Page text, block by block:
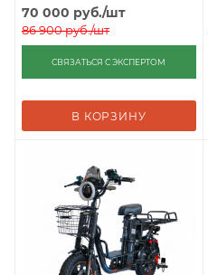
70 000 руб./шт
86 900руб./шт
СВЯЗАТЬСЯ С ЭКСПЕРТОМ
В КОРЗИНУ